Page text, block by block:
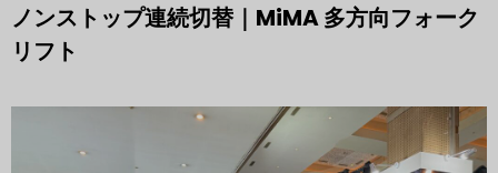
ノンストップ連続切替｜MiMA 多方向フォーク
リフト